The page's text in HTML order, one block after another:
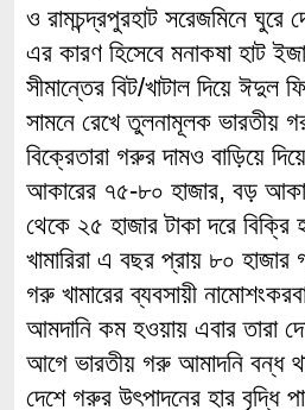
ও রামচন্দ্রপুরহাট সরেজমিনে
এর কারণ হিসেবে মনাকষা হাট
সীমান্তের বিট/খাটাল দিয়ে
সামনে রেখে তুলনামূলক ভারতীয়
বিক্রেতারা গরুর দামও বাড়িয়ে
আকারের ৭৫-৮০ হাজার, বড়
থেকে ২৫ হাজার টাকা দরে
খামারিরা এ বছর প্রায় ৮০
গরু খামারের ব্যবসায়ী
আমদানি কম হওয়ায় এবার তারা
আগে ভারতীয় গরু আমাদনি বন্ধ
দেশে গরুর উৎপাদনের হার বৃদ্ধি